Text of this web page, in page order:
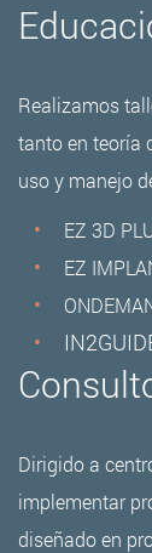
Realizamos
tanto en teoría
uso y manejo
EZ 3D
EZ
Dirigido a
implementar
diseñado en